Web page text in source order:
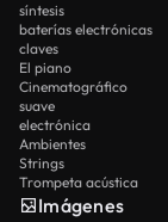
síntesis
baterías electrónicas
claves
El piano
Cinematográfico
suave
electrónica
Ambientes
Strings
Trompeta acústica
Imágenes